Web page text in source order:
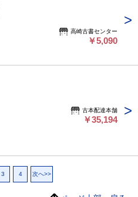
高崎古書センター
￥5,090
古本配達本舗
￥35,194
3 4 次へ>>